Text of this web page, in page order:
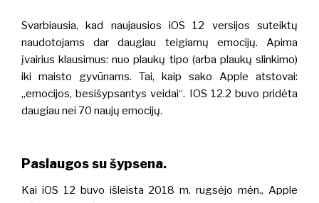
Svarbiausia, kad naujausios iOS 12 versijos suteiktų
naudotojams dar daugiau teigiamų emocijų. Apima
įvairius klausimus: nuo plaukų tipo (arba plaukų slinkimo)
iki maisto gyvūnams. Tai, kaip sako Apple atstovai:
„emocijos, besišypsantys veidai“. IOS 12.2 buvo pridėta
daugiau nei 70 naujų emocijų.
Paslaugos su šypsena.
Kai iOS 12 buvo išleista 2018 m. rugsėjo mėn., Apple